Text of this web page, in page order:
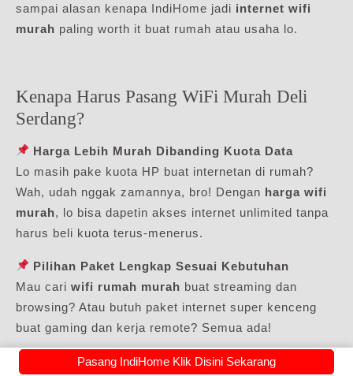
sampai alasan kenapa IndiHome jadi internet wifi
murah paling worth it buat rumah atau usaha lo.
Kenapa Harus Pasang WiFi Murah Deli
Serdang?
Harga Lebih Murah Dibanding Kuota Data
Lo masih pake kuota HP buat internetan di rumah?
Wah, udah nggak zamannya, bro! Dengan harga wifi
murah, lo bisa dapetin akses internet unlimited tanpa
harus beli kuota terus-menerus.
Pilihan Paket Lengkap Sesuai Kebutuhan
Mau cari wifi rumah murah buat streaming dan
browsing? Atau butuh paket internet super kenceng
buat gaming dan kerja remote? Semua ada!
Bisa Dipasang di Mana Aja
Pasang IndiHome Klik Disini Sekarang